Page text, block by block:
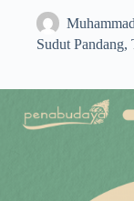
Sudut Pandang,